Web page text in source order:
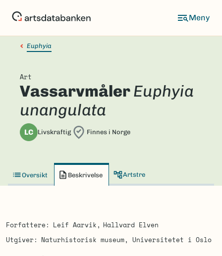
Euphyia
Art
VassarvmålerEuphyia
unangulata
LC Livskraftig Finnes i Norge
Oversikt Beskrivelse Artstre
Forfattere Leif Aarvik
Hallvard Elven
Utgiver
Naturhistorisk museum, Universitetet i Oslo